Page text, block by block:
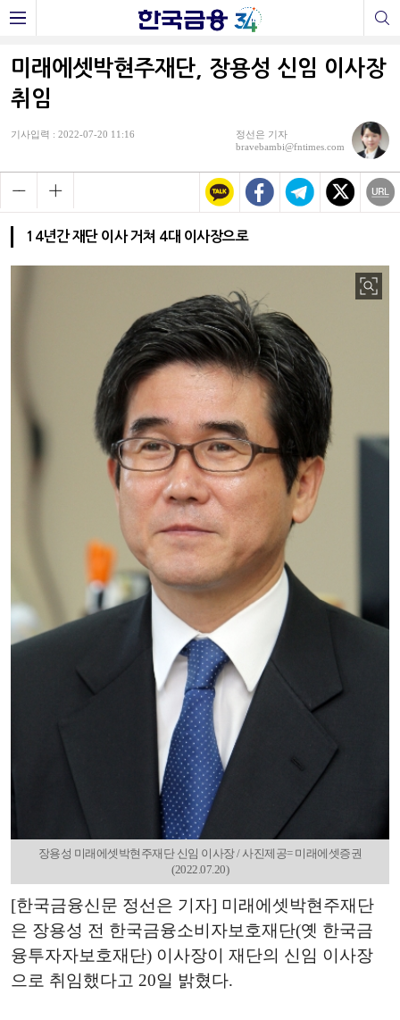
미래에셋박현주재단, 장용성 신임 이사장
취임
기사입력 : 2022-07-20 11:16
정선은 기자
bravebambi@fntimes.com
14년간 재단 이사 거쳐 4대 이사장으로
장용성 미래에셋박현주재단 신임 이사장 / 사진제공= 미래에셋증권
(2022.07.20)
[한국금융신문 정선은 기자] 미래에셋박현주재단
은 장용성 전 한국금융소비자보호재단(옛 한국금
융투자자보호재단) 이사장이 재단의 신임 이사장
으로 취임했다고 20일 밝혔다.